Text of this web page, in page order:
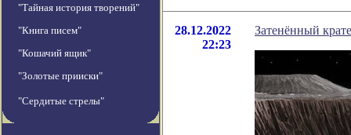
"Тайная история творений"
"Книга писем"
"Кошачий ящик"
"Золотые прииски"
"Сердитые стрелы"
28.12.2022
22:23
Затенённый